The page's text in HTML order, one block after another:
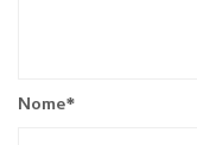
Nome*